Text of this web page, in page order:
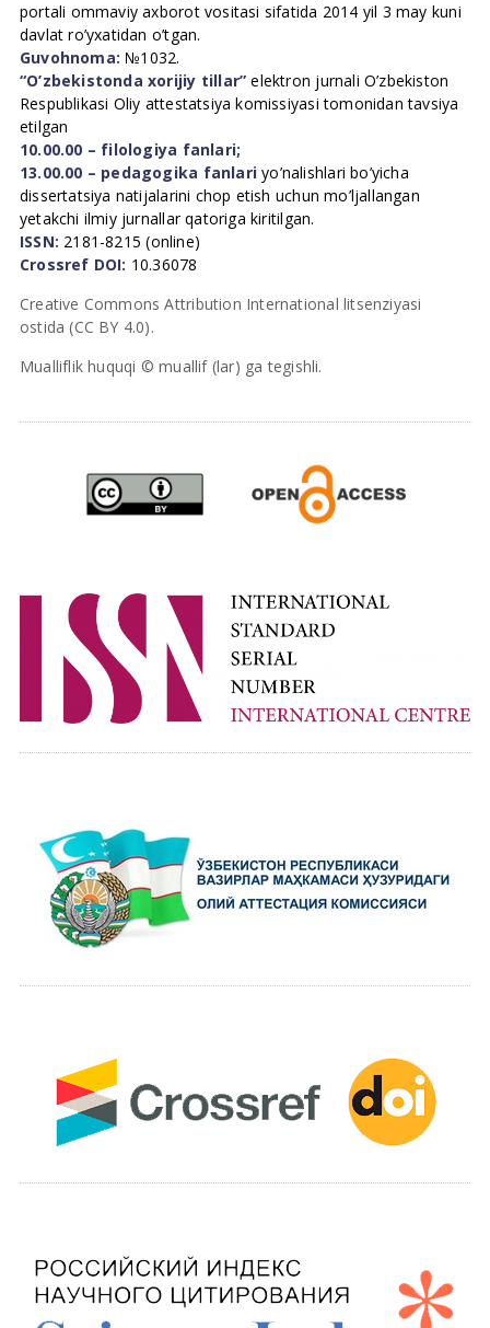
portali ommaviy axborot vositasi sifatida 2014 yil 3 may kuni
davlat ro’yxatidan o’tgan.
Guvohnoma: №1032.
“O’zbekistonda xorijiy tillar” elektron jurnali O’zbekiston
Respublikasi Oliy attestatsiya komissiyasi tomonidan tavsiya
etilgan
10.00.00 – filologiya fanlari;
13.00.00 – pedagogika fanlari yo’nalishlari bo’yicha
dissertatsiya natijalarini chop etish uchun mo’ljallangan
yetakchi ilmiy jurnallar qatoriga kiritilgan.
ISSN: 2181-8215 (online)
Crossref DOI: 10.36078
Creative Commons Attribution International litsenziyasi
ostida (CC BY 4.0).
Mualliflik huquqi © muallif (lar) ga tegishli.